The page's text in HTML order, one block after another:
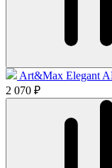
Art&Max Elegant
2 070 ₽